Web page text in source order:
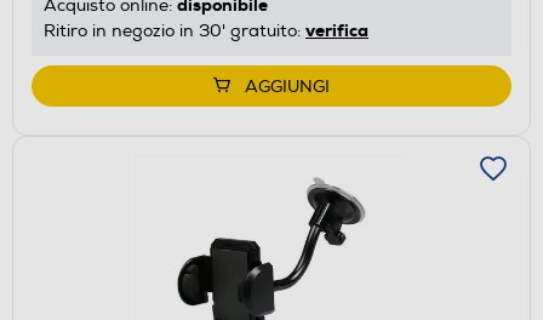
Acquisto online: disponibile
Ritiro in negozio in 30' gratuito: verifica
AGGIUNGI